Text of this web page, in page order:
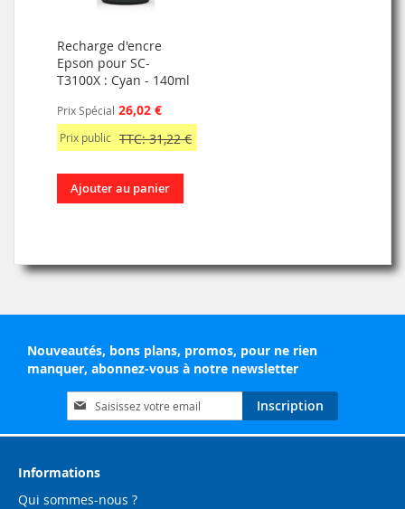
Recharge d'encre
Epson pour SC-
T3100X : Cyan - 140ml
Prix Spécial 26,02 €
Prix public TTC: 31,22 €
Ajouter au panier
Nouveautés, bons plans, promos, pour ne rien
manquer, abonnez-vous à notre newsletter
Inscription
à
notre
d’information
Inscription
Informations
Qui sommes-nous ?